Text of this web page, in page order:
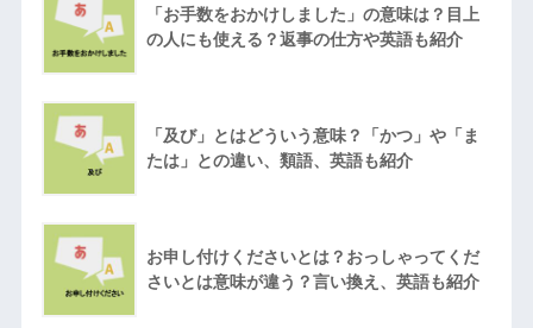
「お手数をおかけしました」の意味は？目上
の人にも使える？返事の仕方や英語も紹介
「及び」とはどういう意味？「かつ」や「ま
たは」との違い、類語、英語も紹介
お申し付けくださいとは？おっしゃってくだ
さいとは意味が違う？言い換え、英語も紹介